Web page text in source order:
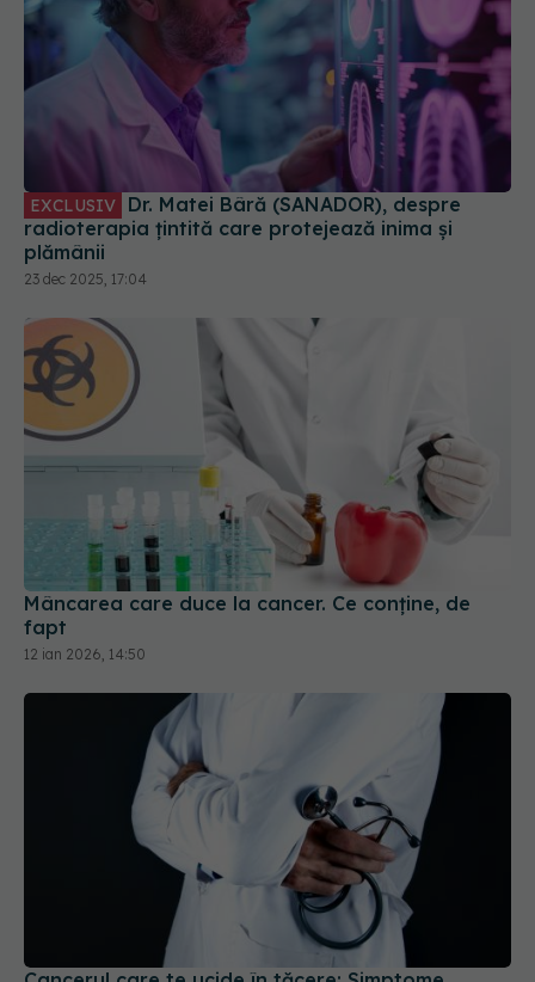
EXCLUSIV
radioterapia țintită care protejează inima și
plămânii
23 dec 2025, 17:04
Mâncarea care duce la cancer. Ce conține, de
fapt
12 ian 2026, 14:50